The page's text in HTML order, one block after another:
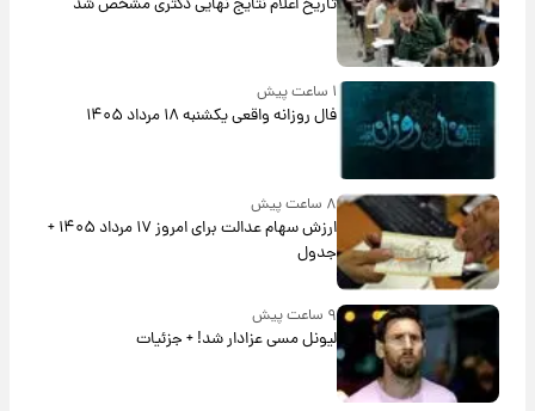
۱ ساعت پیش
فال روزانه واقعی یکشنبه ۱۸ مرداد ۱۴۰۵
۸ ساعت پیش
ارزش سهام عدالت برای امروز ۱۷ مرداد ۱۴۰۵ +
جدول
۹ ساعت پیش
لیونل مسی عزادار شد! + جزئیات